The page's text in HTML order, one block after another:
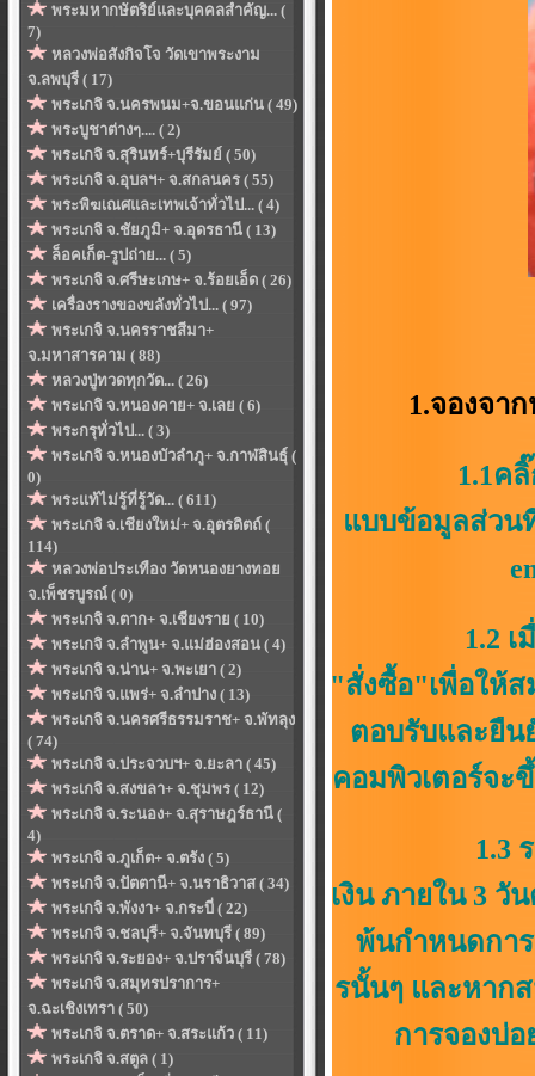
พระมหากษัตริย์และบุคคลสำคัญ... (
7)
หลวงพ่อสังกิจโจ วัดเขาพระงาม
จ.ลพบุรี ( 17)
พระเกจิ จ.นครพนม+จ.ขอนแก่น ( 49)
พระบูชาต่างๆ.... ( 2)
พระเกจิ จ.สุรินทร์+บุรีรัมย์ ( 50)
พระเกจิ จ.อุบลฯ+ จ.สกลนคร ( 55)
พระพิฆเณศและเทพเจ้าทั่วไป... ( 4)
พระเกจิ จ.ชัยภูมิ+ จ.อุดรธานี ( 13)
ล็อคเก็ต-รูปถ่าย... ( 5)
พระเกจิ จ.ศรีษะเกษ+ จ.ร้อยเอ็ด ( 26)
เครื่องรางของขลังทั่วไป... ( 97)
พระเกจิ จ.นครราชสีมา+
จ.มหาสารคาม ( 88)
หลวงปู่ทวดทุกวัด... ( 26)
พระเกจิ จ.หนองคาย+ จ.เลย ( 6)
พระกรุทั่วไป... ( 3)
พระเกจิ จ.หนองบัวลำภู+ จ.กาฬสินธุ์ (
0)
พระแท้ไม่รู้ที่รู้วัด... ( 611)
พระเกจิ จ.เชียงใหม่+ จ.อุตรดิตถ์ (
114)
หลวงพ่อประเทือง วัดหนองยางทอย
จ.เพ็ชรบูรณ์ ( 0)
พระเกจิ จ.ตาก+ จ.เชียงราย ( 10)
พระเกจิ จ.ลำพูน+ จ.แม่ฮ่องสอน ( 4)
พระเกจิ จ.น่าน+ จ.พะเยา ( 2)
พระเกจิ จ.แพร่+ จ.ลำปาง ( 13)
พระเกจิ จ.นครศรีธรรมราช+ จ.พัทลุง
( 74)
พระเกจิ จ.ประจวบฯ+ จ.ยะลา ( 45)
พระเกจิ จ.สงขลา+ จ.ชุมพร ( 12)
พระเกจิ จ.ระนอง+ จ.สุราษฎร์ธานี (
4)
พระเกจิ จ.ภูเก็ต+ จ.ตรัง ( 5)
พระเกจิ จ.ปัตตานี+ จ.นราธิวาส ( 34)
พระเกจิ จ.พังงา+ จ.กระบี่ ( 22)
พระเกจิ จ.ชลบุรี+ จ.จันทบุรี ( 89)
พระเกจิ จ.ระยอง+ จ.ปราจีนบุรี ( 78)
พระเกจิ จ.สมุทรปราการ+
จ.ฉะเชิงเทรา ( 50)
พระเกจิ จ.ตราด+ จ.สระแก้ว ( 11)
พระเกจิ จ.สตูล ( 1)
1.จองจา
1.1ค
แบบข้อมูลส่วน
1.2 เมื่อสมา
"สั่งซื้อ"เพื่อให้ส
ตอบรับและยืน
คอมพิวเตอร์จะ
1.3 ระยะเ
เงิน ภายใน 3 วั
พ้นกำหนดการ
รนั้นๆ และหาก
การจองบ่